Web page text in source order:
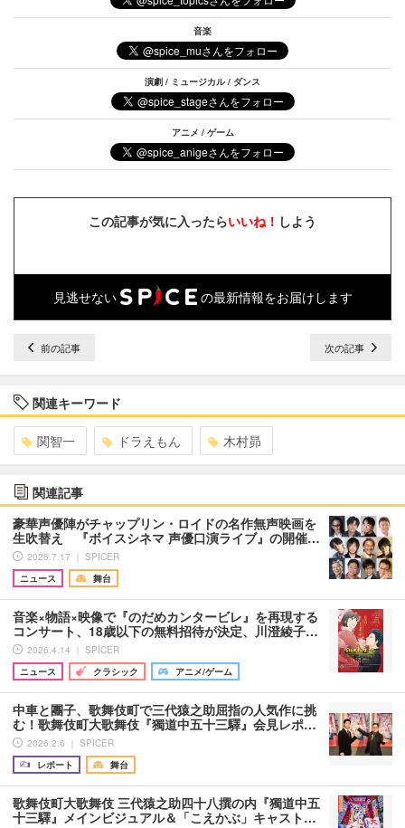
音楽
演劇 / ミュージカル / ダンス
アニメ / ゲーム
この記事が気に入ったらいいね！ しよう
見逃せない の最新情報をお届けします
前の記事 次の記事
関連キーワード
関智一 ドラえもん 木村昴
関連記事
豪華声優陣がチャップリン・ロイドの名作無声映画を
生吹替え 『ボイスシネマ 声優口演ライブ』の開催…
2026.7.17 ｜ SPICER
ニュース
舞台
音楽×物語×映像で『のだめカンタービレ』を再現する
コンサート、18歳以下の無料招待が決定、川澄綾子…
2026.4.14 ｜ SPICER
ニュース
クラシック アニメ/ゲーム
中車と團子、歌舞伎町で三代猿之助屈指の人気作に挑
む！歌舞伎町大歌舞伎『獨道中五十三驛』会見レポ…
2026.2.6 ｜ SPICER
レポート
舞台
歌舞伎町大歌舞伎 三代猿之助四十八撰の内『獨道中五
十三驛』メインビジュアル＆「こえかぶ」キャスト…